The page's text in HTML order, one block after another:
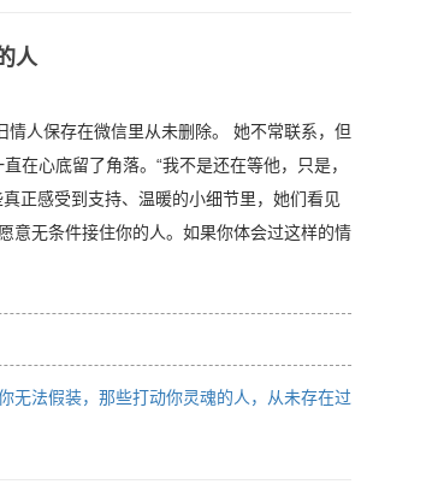
人
人保存在微信里从未删除。 她不常联系，但
在心底留了角落。“我不是还在等他，只是，
正感受到支持、温暖的小细节里，她们看见
意无条件接住你的人。如果你体会过这样的情
无法假装，那些打动你灵魂的人，从未存在过